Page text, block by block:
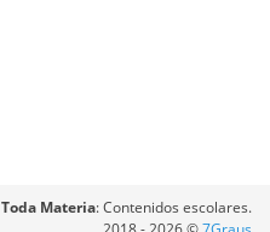
Toda Materia: Contenidos escolares.